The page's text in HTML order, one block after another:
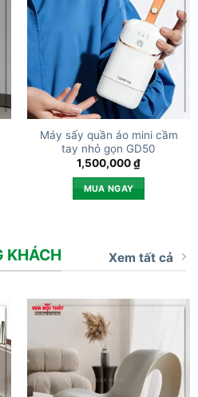
Máy sấy quần áo mini cầm
tay nhỏ gọn GD50
1,500,000₫
MUA NGAY
KHÁCH Xem tất cả